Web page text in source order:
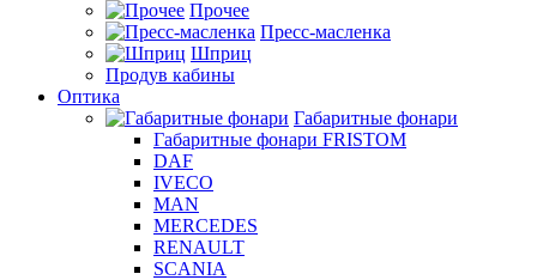
Прочее
Пресс-масленка
Шприц
Продув кабины
Оптика
Габаритные фонари
Габаритные фонари FRISTOM
DAF
IVECO
MAN
MERCEDES
RENAULT
SCANIA